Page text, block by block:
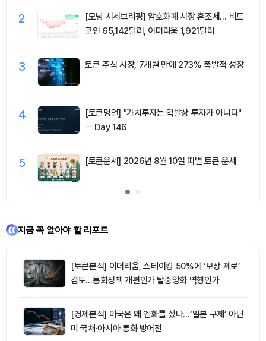
2
[모닝 시세브리핑] 암호화폐 시장 혼조세… 비트
코인 65,142달러, 이더리움 1,921달러
3 토큰 주식 시장, 7개월 만에 273% 폭발적 성장
4
[토큰명언] "가치투자는 역발상 투자가 아니다"
ㅡ Day 146
5 [토큰운세] 2026년 8월 10일 띠별 토큰 운세
지금 꼭 알아야 할 리포트
[토큰분석] 이더리움, 스테이킹 50%에 ‘보상 제로’
검토…통화정책 개편인가 탈중앙화 역행인가
[경제분석] 미국은 왜 엔화를 샀나…‘일본 구제’ 아닌
미 국채·아시아 통화 방어전